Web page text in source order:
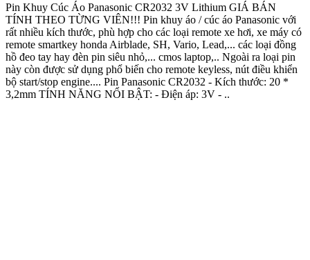
Pin Khuy Cúc Áo Panasonic CR2032 3V Lithium GIÁ BÁN
TÍNH THEO TỪNG VIÊN!!! Pin khuy áo / cúc áo Panasonic với
rất nhiều kích thước, phù hợp cho các loại remote xe hơi, xe máy có
remote smartkey honda Airblade, SH, Vario, Lead,... các loại đồng
hồ đeo tay hay đèn pin siêu nhỏ,... cmos laptop,.. Ngoài ra loại pin
này còn được sử dụng phổ biến cho remote keyless, nút điều khiển
bộ start/stop engine.... Pin Panasonic CR2032 - Kích thước: 20 *
3,2mm TÍNH NĂNG NỔI BẬT: - Điện áp: 3V - ..